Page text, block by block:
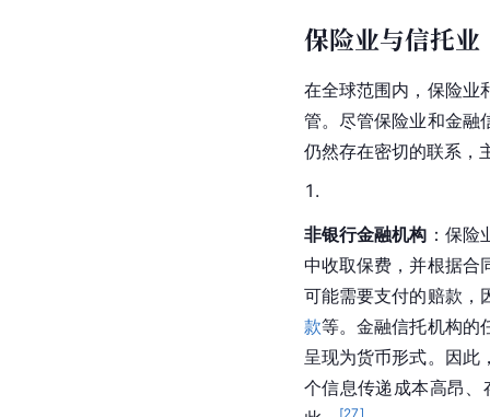
保险业与信托业
在全球范围内，保险业
管。尽管保险业和金融
仍然存在密切的联系，
非银行金融机构 ：保
中收取保费，并根据合
可能需要支付的赔款，
款等。金融信托机构的
呈现为货币形式。因此
个信息传递成本高昂、
[27]